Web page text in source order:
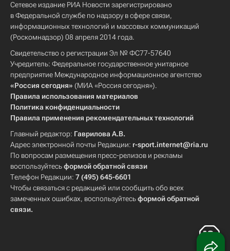
Сетевое издание РИА Новости зарегистрировано
в Федеральной службе по надзору в сфере связи,
информационных технологий и массовых коммуникаций
(Роскомнадзор) 08 апреля 2014 года.
Свидетельство о регистрации Эл № ФС77-57640
Учредитель: Федеральное государственное унитарное
предприятие Международное информационное агентство
«Россия сегодня» (МИА «Россия сегодня»).
Правила использования материалов
Политика конфиденциальности
Правила применения рекомендательных технологий
Главный редактор: Гаврилова А.В.
Адрес электронной почты Редакции: r-sport.internet@ria.ru
По вопросам размещения пресс-релизов и рекламы
воспользуйтесьформой обратной связи
Телефон Редакции: 7 (495) 645-6601
Чтобы связаться с редакцией или сообщить обо всех
замеченных ошибках, воспользуйтесьформой обратной
связи.